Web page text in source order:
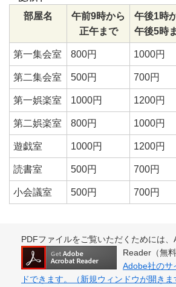
部屋名
午前9時から
正午まで
午後1時
午後5時
第一集会室 800円 1000円
第二集会室 500円 700円
第一娯楽室 1000円 1200円
第二娯楽室 800円 1000円
遊戯室 1000円 1200円
読書室 500円 700円
小会議室 500円 700円
PDFファイルをご覧いただくためには
Reader（無
Adobe社のサ
ドできます。（新規ウィンドウが開きま